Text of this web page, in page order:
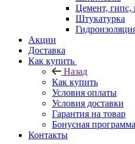
Цемент, гипс,
Штукатурка
Акции
Доставка
Как купить
Назад
Как купить
Условия оплаты
Условия доставки
Гарантия на товар
Бонусная программа
Контакты